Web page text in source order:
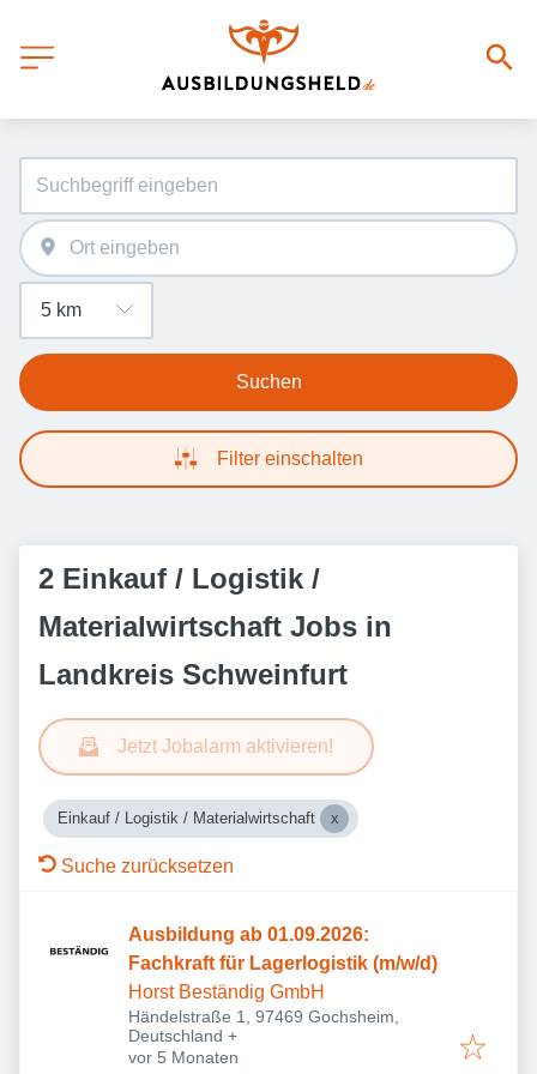
Suchen
Filter einschalten
2 Einkauf / Logistik /
Materialwirtschaft Jobs in
Landkreis Schweinfurt
Jetzt Jobalarm aktivieren!
Einkauf / Logistik / Materialwirtschaft
Suche zurücksetzen
Ausbildung ab 01.09.2026:
Fachkraft für Lagerlogistik (m/w/d)
Horst Beständig GmbH
Händelstraße 1, 97469 Gochsheim,
Deutschland +
Veröffentlicht:
vor 5 Monaten